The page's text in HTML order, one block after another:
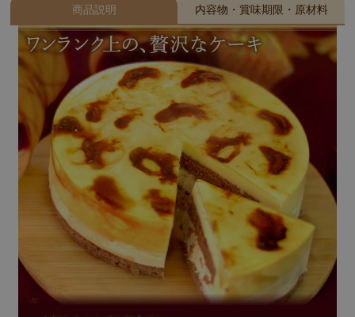
商品説明 内容物・賞味期限・原材料